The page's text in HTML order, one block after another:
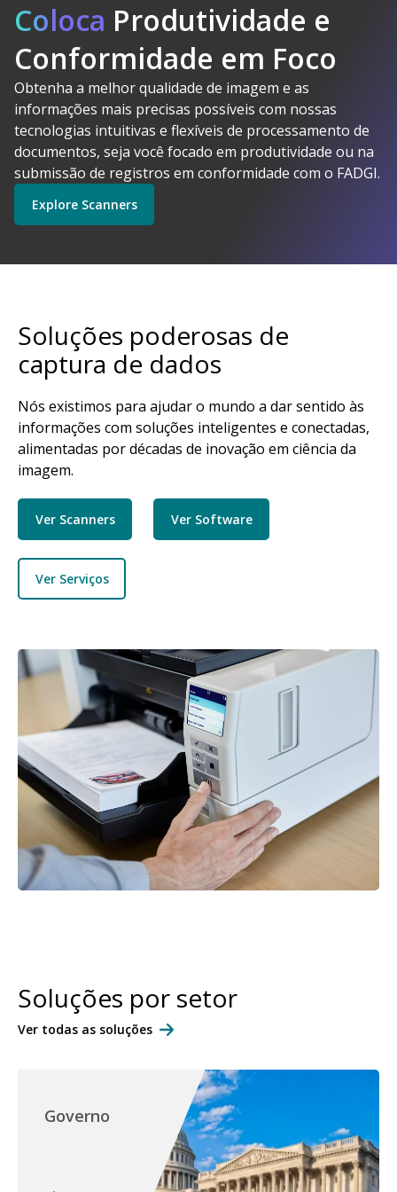
Coloca Produtividade e
Conformidade em Foco
Obtenha a melhor qualidade de imagem e as
informações mais precisas possíveis com nossas
tecnologias intuitivas e flexíveis de processamento de
documentos, seja você focado em produtividade ou na
submissão de registros em conformidade com o FADGI.
Explore Scanners
Comece a usar
Alaris faz sentido
Explore Software Explore Scanners
Explore Serviços
Soluções poderosas de
captura de dados
Nós existimos para ajudar o mundo a dar sentido às
informações com soluções inteligentes e conectadas,
alimentadas por décadas de inovação em ciência da
imagem.
Ver Scanners Ver Software
Ver Serviços
Imagem
Soluções por setor
Ver todas as soluções
Governo